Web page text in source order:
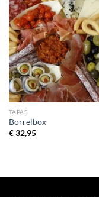
TAPAS
Borrelbox
€32,95